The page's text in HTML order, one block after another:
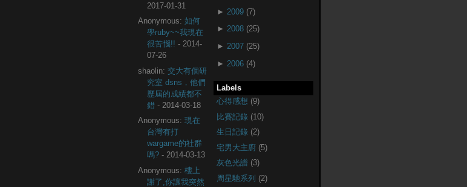
► 2009 (7)
► 2008 (25)
► 2007 (25)
► 2006 (4)
Labels
心得感想 (9)
比賽記錄 (10)
生日記錄 (2)
宅男大主廚 (5)
灰色光譜 (3)
周星馳系列 (2)
2017-01-31
Anonymous: 如何
學ruby~~我現在
很苦惱!! - 2014-
07-26
shaolin: 交大有個研
究室 dsns，他們
歷屆的成績都不
錯- 2014-03-18
Anonymous: 現在
台灣有打
wargame的社群
嗎?- 2014-03-13
Anonymous: 樓上
謝了,你讓我突然